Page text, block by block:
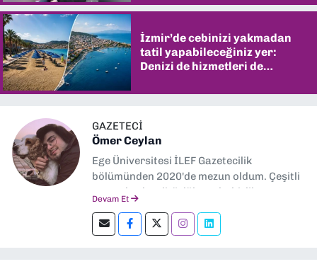
İzmir’de cebinizi yakmadan
tatil yapabileceğiniz yer:
Denizi de hizmetleri de
GAZETECİ
Ömer Ceylan
Ege Üniversitesi İLEF Gazetecilik
bölümünden 2020'de mezun oldum. Çeşitli
gazetelerde editörlük, muhabirlik yaptım.
editörlük yapıyorum.
Devam Et